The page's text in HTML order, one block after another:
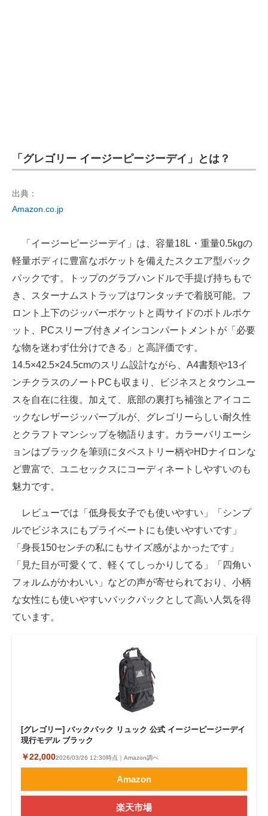
「グレゴリー イージーピージーデイ」とは？
出典：
Amazon.co.jp
「イージーピージーデイ」は、容量18L・重量0.5kgの
軽量ボディに豊富なポケットを備えたスクエア型バック
パックです。トップのグラブハンドルで手提げ持ちもで
き、スターナムストラップはワンタッチで着脱可能。フ
ロント上下のジッパーポケットと両サイドのボトルポケ
ット、PCスリーブ付きメインコンパートメントが「必要
な物を迷わず仕分けできる」と高評価です。
14.5×42.5×24.5cmのスリム設計ながら、A4書類や13イ
ンチクラスのノートPCも収まり、ビジネスとタウンユー
スを自在に往復。加えて、底部の裏打ち補強とアイコニ
ックなレザージッパープルが、グレゴリーらしい耐久性
とクラフトマンシップを物語ります。カラーバリエーシ
ョンはブラックを筆頭にタペストリー柄やHDナイロンな
ど豊富で、ユニセックスにコーディネートしやすいのも
魅力です。
レビューでは「低身長女子でも使いやすい」「シンプ
ルでビジネスにもプライベートにも使いやすいです」
「身長150センチの私にもサイズ感がよかったです」
「見た目が可愛くて、軽くてしっかりしてる」「四角い
フォルムがかわいい」などの声が寄せられており、小柄
な女性にも使いやすいバックパックとして高い人気を得
ています。
[グレゴリー] バックパック リュック 公式 イージーピージーデイ
現行モデル ブラック
￥22,0002026/03/26 12:30時点｜Amazon調べ
Amazon
楽天市場